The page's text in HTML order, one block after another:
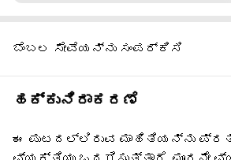
ಬೆಂಬಲ ಸೇವೆಯನ್ನು ಸಂಪರ್ಕಿಸಿ
ಹಕ್ಕುನಿರಾಕರಣೆ
ಈ ಪುಟದಲ್ಲಿರುವ ಮಾಹಿತಿಯನ್ನು